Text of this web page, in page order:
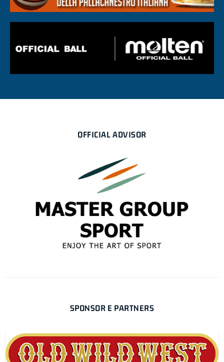
OFFICIAL ADVISOR
SPONSOR E PARTNERS